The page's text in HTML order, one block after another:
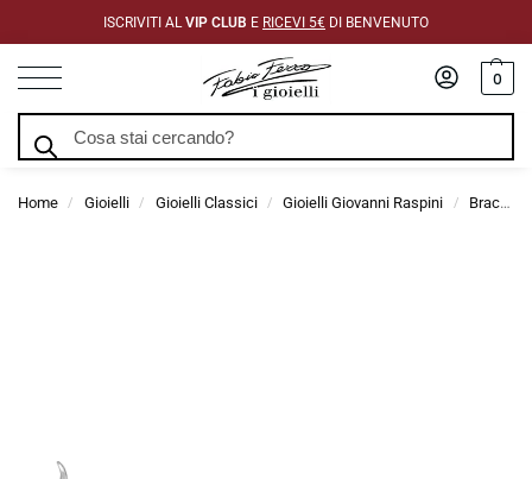
ISCRIVITI AL VIP CLUB E RICEVI 5€ DI BENVENUTO
0
Home / Gioielli / Gioielli Classici / Gioielli Giovanni Raspini / Bracciali Giovanni Raspini